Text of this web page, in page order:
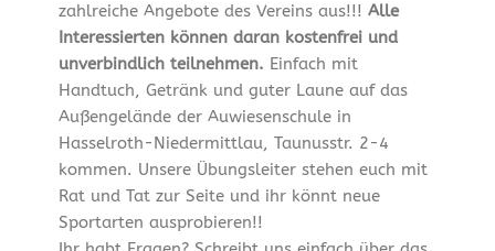
zahlreiche Angebote des Vereins aus!!! Alle
Interessierten können daran kostenfrei und
unverbindlich teilnehmen. Einfach mit
Handtuch, Getränk und guter Laune auf das
Außengelände der Auwiesenschule in
Hasselroth-Niedermittlau, Taunusstr. 2-4
kommen. Unsere Übungsleiter stehen euch mit
Rat und Tat zur Seite und ihr könnt neue
Sportarten ausprobieren!!